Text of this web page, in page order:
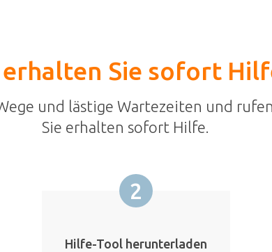
erhalten Sie sofort
und lästige Wartezeiten und
Sie erhalten sofort Hilfe.
2
Hilfe-Tool herunterladen